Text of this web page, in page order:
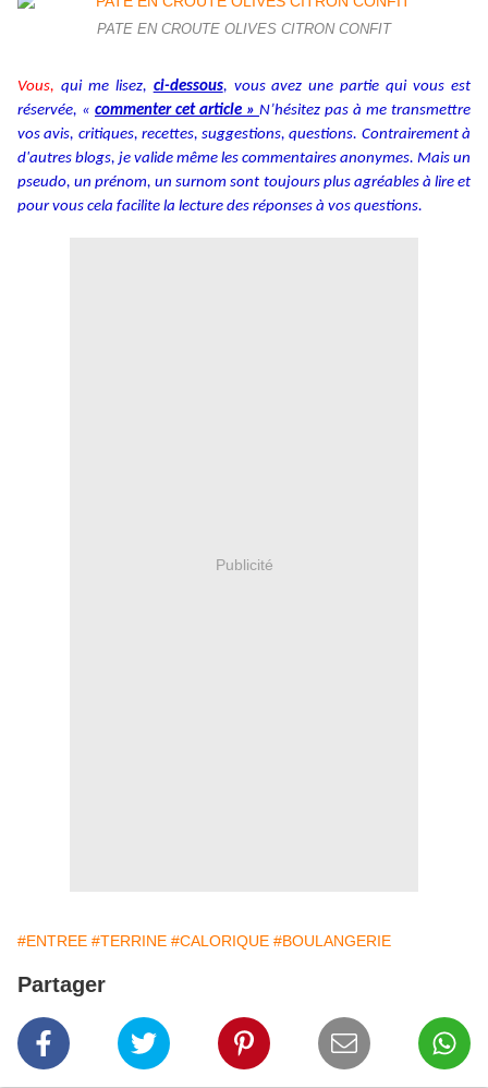
PATE EN CROUTE OLIVES CITRON CONFIT
Vous, qui me lisez, ci-dessous, vous avez une partie qui vous est
réservée, « commenter cet article » N’hésitez pas à me transmettre
vos avis, critiques, recettes, suggestions, questions. Contrairement à
d'autres blogs, je valide même les commentaires anonymes. Mais un
pseudo, un prénom, un surnom sont toujours plus agréables à lire et
pour vous cela facilite la lecture des réponses à vos questions.
Publicité
#ENTREE #TERRINE #CALORIQUE #BOULANGERIE
Partager